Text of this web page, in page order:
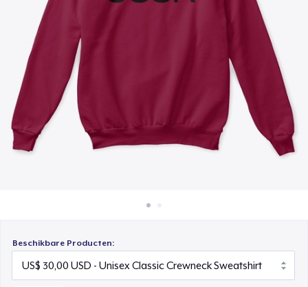
Beschikbare Producten:
US$ 21,99